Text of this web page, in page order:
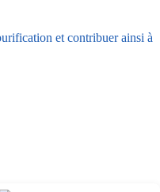
et contribuer ainsi à